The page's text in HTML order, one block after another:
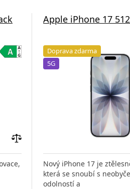
porovnání
Apple iPhone 17
Doprava zdarma
5G
Nový iPhone 17 je
která se snoubí s
odolností a